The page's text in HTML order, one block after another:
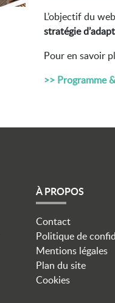
L’objectif du
stratégie
Pour en savoir
>> Programme
À PROPOS
Contact
Politique de
Mentions légales
Plan du site
Cookies